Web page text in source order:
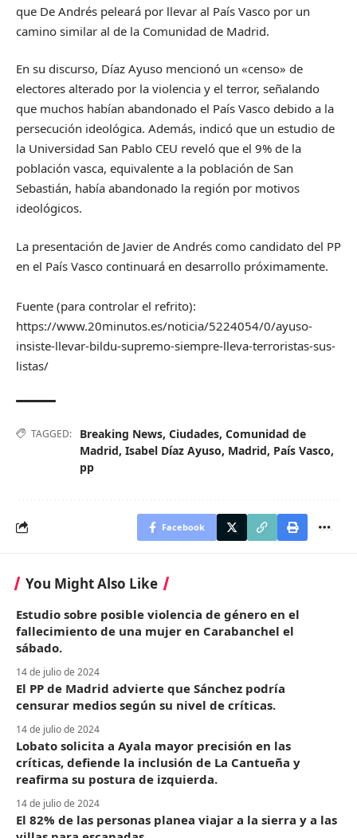
que De Andrés peleará por llevar al País Vasco por un
camino similar al de la Comunidad de Madrid.
En su discurso, Díaz Ayuso mencionó un «censo» de
electores alterado por la violencia y el terror, señalando
que muchos habían abandonado el País Vasco debido a la
persecución ideológica. Además, indicó que un estudio de
la Universidad San Pablo CEU reveló que el 9% de la
población vasca, equivalente a la población de San
Sebastián, había abandonado la región por motivos
ideológicos.
La presentación de Javier de Andrés como candidato del PP
en el País Vasco continuará en desarrollo próximamente.
Fuente (para controlar el refrito):
https://www.20minutos.es/noticia/5224054/0/ayuso-
insiste-llevar-bildu-supremo-siempre-lleva-terroristas-sus-
listas/
TAGGED: Breaking News, Ciudades, Comunidad de
Madrid, Isabel Díaz Ayuso, Madrid, País Vasco,
pp
Facebook
You Might Also Like
Estudio sobre posible violencia de género en el
fallecimiento de una mujer en Carabanchel el
sábado.
14 de julio de 2024
El PP de Madrid advierte que Sánchez podría
censurar medios según su nivel de críticas.
14 de julio de 2024
Lobato solicita a Ayala mayor precisión en las
críticas, defiende la inclusión de La Cantueña y
reafirma su postura de izquierda.
14 de julio de 2024
El 82% de las personas planea viajar a la sierra y a las